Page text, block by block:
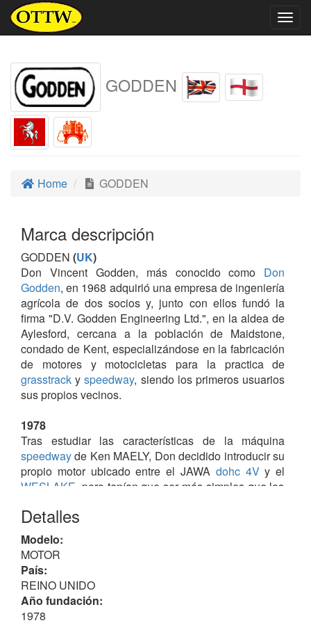
GODDEN
Home GODDEN
Marca descripción
GODDEN (UK)
Don Vincent Godden, más conocido como Don
Godden, en 1968 adquirió una empresa de ingeniería
agrícola de dos socios y, junto con ellos fundó la
firma "D.V. Godden Engineering Ltd.", en la aldea de
Aylesford, cercana a la población de Maidstone,
condado de Kent, especializándose en la fabricación
de motores y motocicletas para la practica de
grasstrack yspeedway, siendo los primeros usuarios
sus propios vecinos.
1978
Tras estudiar las características de la máquina
speedwayde Ken MAELY, Don decidido introducir su
propio motor ubicado entre el JAWA dohc 4Vy el
WESLAKE , pero tenían que ser más simples que los
Así nació la "GR500 Mk1"; un deportivo
distribución
Este motor fue el "pistoletazo" para dar "salida" a los
"viejos" motores de 500 cc
Godden podría comprar un motor junto con el
bastidor Godden y, cuando en la década de los 90 se
introdujo el sistema
Detalles
Modelo:
MOTOR
País:
REINO UNIDO
Año fundación:
1978